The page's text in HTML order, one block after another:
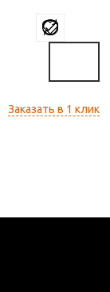
Заказать в 1 клик